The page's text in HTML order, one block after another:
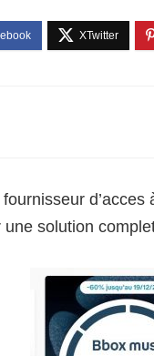
solution